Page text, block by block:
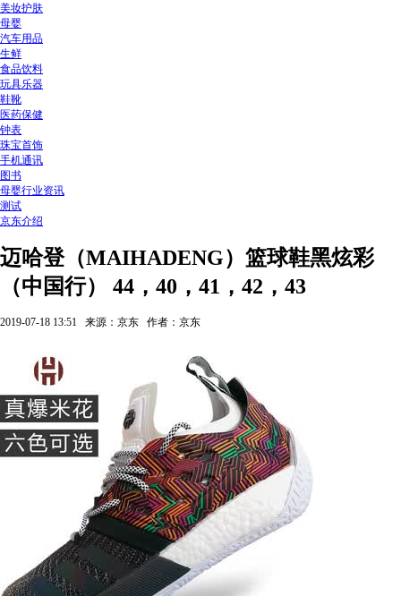
美妆护肤
母婴
汽车用品
生鲜
食品饮料
玩具乐器
鞋靴
医药保健
钟表
珠宝首饰
手机通讯
图书
母婴行业资讯
测试
京东介绍
迈哈登（MAIHADENG）篮球鞋黑炫彩
（中国行） 44，40，41，42，43
2019-07-18 13:51 来源：京东 作者：京东